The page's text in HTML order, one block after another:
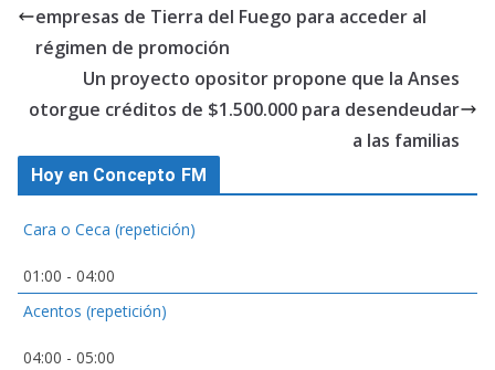
empresas de Tierra del Fuego para acceder al
régimen de promoción
Un proyecto opositor propone que la Anses
otorgue créditos de $1.500.000 para desendeudar
a las familias
Hoy en Concepto FM
Cara o Ceca (repetición)
01:00 - 04:00
Acentos (repetición)
04:00 - 05:00